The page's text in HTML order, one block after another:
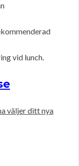
vid lunch.
väljer ditt nya